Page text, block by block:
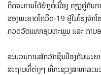
ກິດຈະການໄດ້ຢ່າງຕໍ່ເນື່ອງ ຄຽງຄູ່ກັບ
ຂອງພະຍາດໂຄວິດ-19 ຢູ່ໃນໂຮງຈັກໂ
ກວດວັດແທກອຸນຫະພູມ ແລະ ການອ
ຂະບວນການສັກວັກຊິນປ້ອງກັນພະຍ
ສະຖານທີ່ຕ່າງໆ ທີ່ກະຊວງສາທາລະ